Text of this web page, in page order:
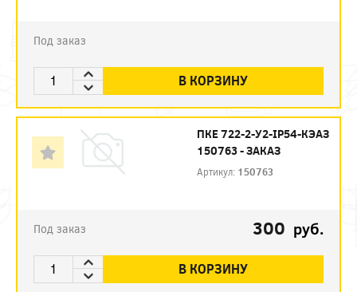
Под заказ
В КОРЗИНУ
ПКЕ 722-2-У2-IP54-КЭАЗ
150763 - ЗАКАЗ
Артикул: 150763
Под заказ 300 руб.
В КОРЗИНУ